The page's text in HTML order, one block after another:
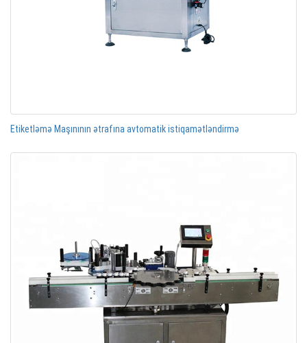
Etiketləmə Maşınının ətrafına avtomatik istiqamətləndirmə